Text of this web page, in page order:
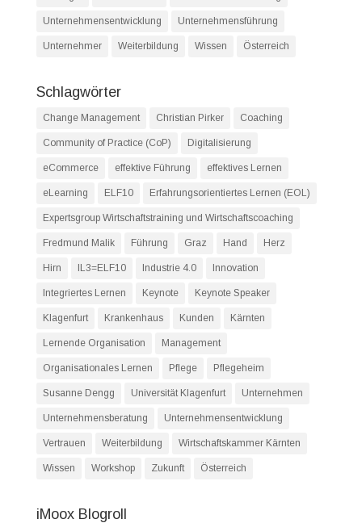
Unternehmensentwicklung Unternehmensführung
Unternehmer Weiterbildung Wissen Österreich
Schlagwörter
Change Management Christian Pirker Coaching
Community of Practice (CoP) Digitalisierung
eCommerce effektive Führung effektives Lernen
eLearning ELF10 Erfahrungsorientiertes Lernen (EOL)
Expertsgroup Wirtschaftstraining und Wirtschaftscoaching
Fredmund Malik Führung Graz Hand Herz
Hirn IL3=ELF10 Industrie 4.0 Innovation
Integriertes Lernen Keynote Keynote Speaker
Klagenfurt Krankenhaus Kunden Kärnten
Lernende Organisation Management
Organisationales Lernen Pflege Pflegeheim
Susanne Dengg Universität Klagenfurt Unternehmen
Unternehmensberatung Unternehmensentwicklung
Vertrauen Weiterbildung Wirtschaftskammer Kärnten
Wissen Workshop Zukunft Österreich
iMoox Blogroll